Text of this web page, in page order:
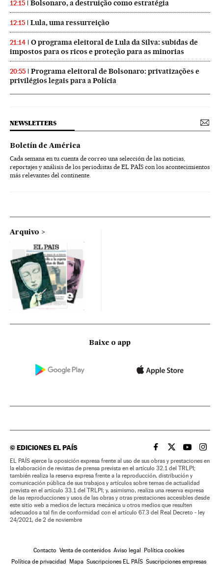
12:15 Bolsonaro, a destruição como estratégia
12:15 Lula, uma ressurreição
21:14
O programa eleitoral de Lula da Silva: subidas de
impostos para os ricos e proteção para as minorias
20:55
Programa eleitoral de Bolsonaro: privatizações e
privilégios legais para a Polícia
NEWSLETTERS
Boletín de América
Cada semana en tu cuenta de correo una selección de las noticias,
reportajes y análisis de los periodistas de EL PAÍS con los acontecimientos
más relevantes del continente.
Arquivo
Baixe o app
©EDICIONES EL PAÍS EL PAÍS BRASIL EN
EL PAÍSEL PAÍS
EL
EL PAÍS ejerce la oposición expresa frente al uso de sus obras y prestaciones en
la elaboración de revistas de prensa prevista en el artículo 32.1 del TRLPI;
también realiza la reserva expresa frente a la reproducción, distribución y
comunicación pública de sus trabajos y artículos sobre temas de actualidad
prevista en el artículo 33.1 del TRLPI; y, asimismo, realiza una reserva expresa
de las reproducciones y usos de las obras y otras prestaciones accesibles desde
este sitio web a medios de lectura mecánica u otros medios que resulten
adecuados a tal fin de conformidad con el artículo 67.3 del Real Decreto - ley
24/2021, de 2 de noviembre
Contacto Venta de contenidos Aviso legal
Política cookies
Política de privacidad
Mapa Suscripciones EL PAÍS Suscripciones empresas